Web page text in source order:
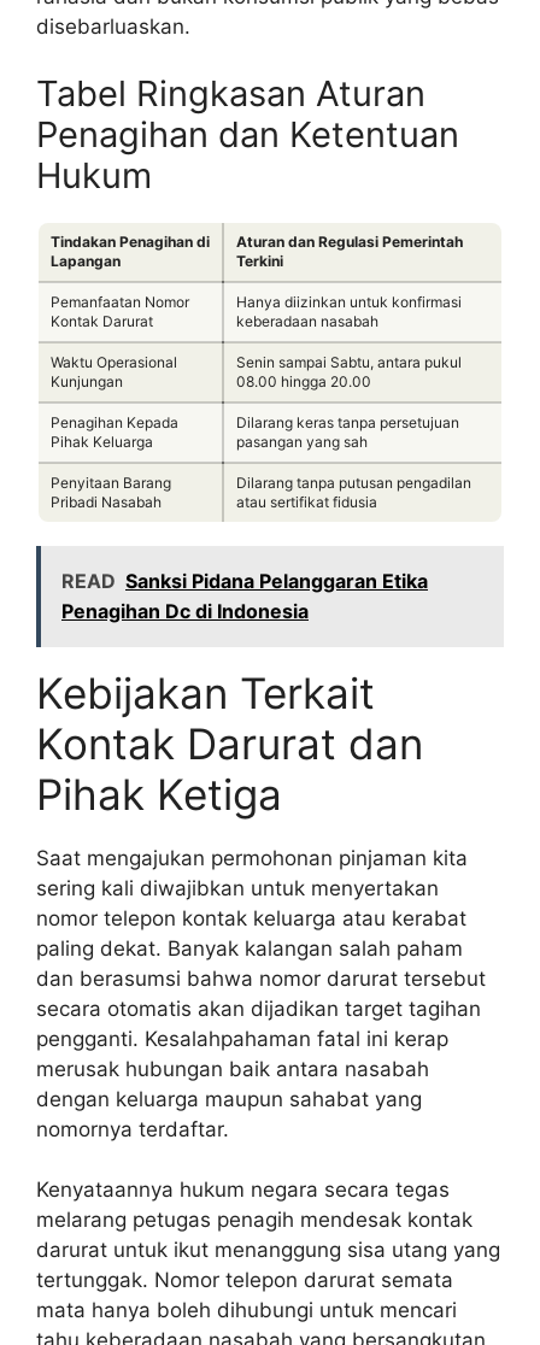
disebarluaskan.
Tabel Ringkasan Aturan
Penagihan dan Ketentuan
Hukum
Tindakan Penagihan di
Lapangan
Aturan dan Regulasi Pemerintah
Terkini
Pemanfaatan Nomor
Kontak Darurat
Hanya diizinkan untuk konfirmasi
keberadaan nasabah
Waktu Operasional
Kunjungan
Senin sampai Sabtu, antara pukul
08.00 hingga 20.00
Penagihan Kepada
Pihak Keluarga
Dilarang keras tanpa persetujuan
pasangan yang sah
Penyitaan Barang
Pribadi Nasabah
Dilarang tanpa putusan pengadilan
atau sertifikat fidusia
READ Sanksi Pidana Pelanggaran Etika
Penagihan Dc di Indonesia
Kebijakan Terkait
Kontak Darurat dan
Pihak Ketiga
Saat mengajukan permohonan pinjaman kita
sering kali diwajibkan untuk menyertakan
nomor telepon kontak keluarga atau kerabat
paling dekat. Banyak kalangan salah paham
dan berasumsi bahwa nomor darurat tersebut
secara otomatis akan dijadikan target tagihan
pengganti. Kesalahpahaman fatal ini kerap
merusak hubungan baik antara nasabah
dengan keluarga maupun sahabat yang
nomornya terdaftar.
Kenyataannya hukum negara secara tegas
melarang petugas penagih mendesak kontak
darurat untuk ikut menanggung sisa utang yang
tertunggak. Nomor telepon darurat semata
mata hanya boleh dihubungi untuk mencari